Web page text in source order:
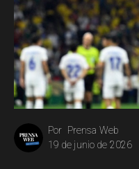
Prensa Web
Por
19 de junio de 2026